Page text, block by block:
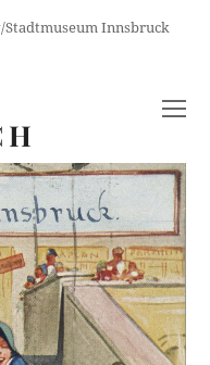
Innsbruck